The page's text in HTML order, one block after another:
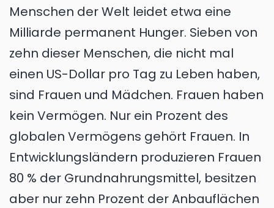
Menschen der Welt leidet etwa eine
Milliarde permanent Hunger. Sieben von
zehn dieser Menschen, die nicht mal
einen US-Dollar pro Tag zu Leben haben,
sind Frauen und Mädchen. Frauen haben
kein Vermögen. Nur ein Prozent des
globalen Vermögens gehört Frauen. In
Entwicklungsländern produzieren Frauen
80 % der Grundnahrungsmittel, besitzen
aber nur zehn Prozent der Anbauflächen